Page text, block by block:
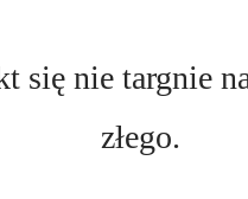
się nie targnie
złego.